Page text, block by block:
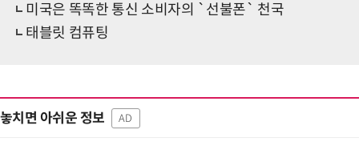
미국은 똑똑한 통신 소비자의 `선불폰` 천국
태블릿 컴퓨팅
놓치면 아쉬운 정보 AD